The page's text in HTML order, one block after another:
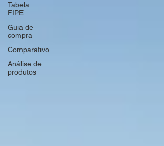
Tabela
FIPE
Guia de
compra
Comparativo
Análise de
produtos